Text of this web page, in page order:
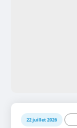
22 juillet 2026